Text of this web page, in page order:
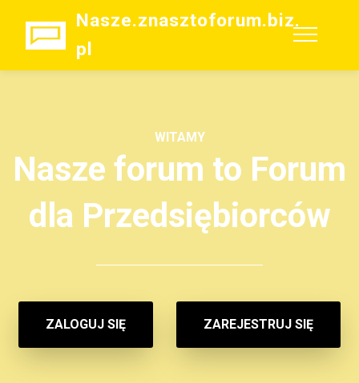
Nasze.znasztoforum.biz.
pl
WITAMY
Nasze forum to Forum
dla Przedsiębiorców
ZALOGUJ SIĘ ZAREJESTRUJ SIĘ